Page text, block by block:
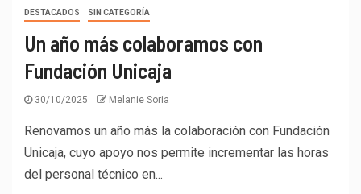
DESTACADOS SIN CATEGORÍA
Un año más colaboramos con
Fundación Unicaja
30/10/2025 Melanie Soria
Renovamos un año más la colaboración con Fundación
Unicaja, cuyo apoyo nos permite incrementar las horas
del personal técnico en...